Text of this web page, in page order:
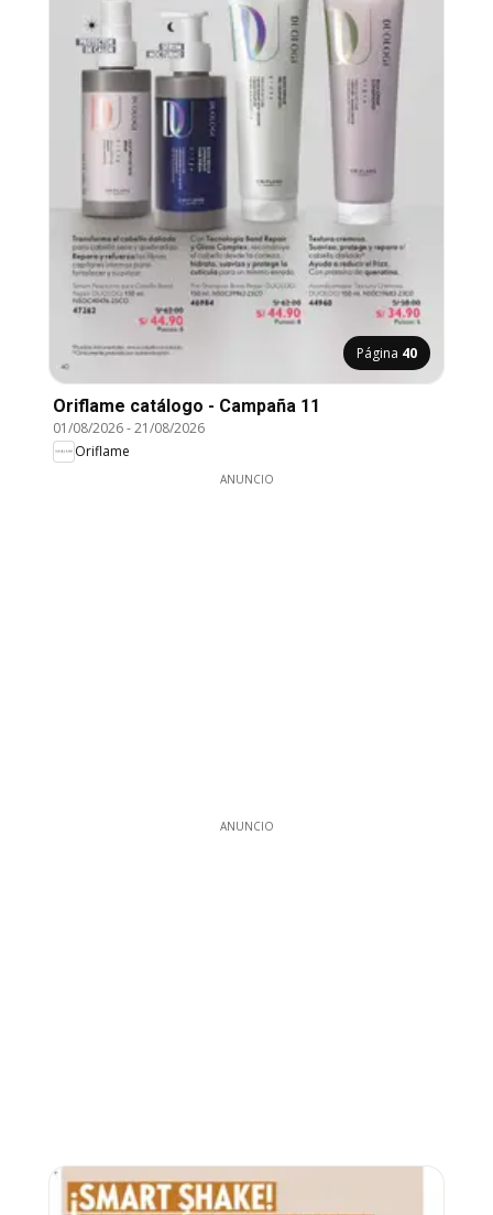
Página 40
Oriflame catálogo - Campaña 11
01/08/2026-21/08/2026
Oriflame
ANUNCIO
ANUNCIO